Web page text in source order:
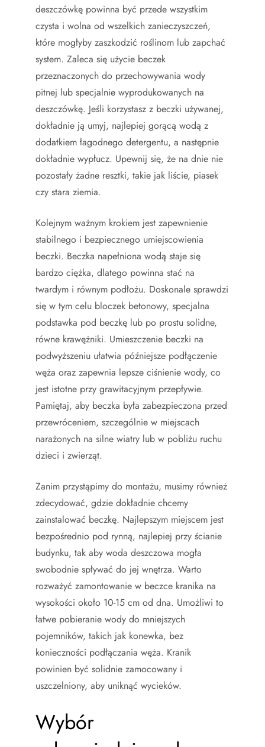
deszczówkę powinna być przede wszystkim
czysta i wolna od wszelkich zanieczyszczeń,
które mogłyby zaszkodzić roślinom lub zapchać
system. Zaleca się użycie beczek
przeznaczonych do przechowywania wody
pitnej lub specjalnie wyprodukowanych na
deszczówkę. Jeśli korzystasz z beczki używanej,
dokładnie ją umyj, najlepiej gorącą wodą z
dodatkiem łagodnego detergentu, a następnie
dokładnie wypłucz. Upewnij się, że na dnie nie
pozostały żadne resztki, takie jak liście, piasek
czy stara ziemia.
Kolejnym ważnym krokiem jest zapewnienie
stabilnego i bezpiecznego umiejscowienia
beczki. Beczka napełniona wodą staje się
bardzo ciężka, dlatego powinna stać na
twardym i równym podłożu. Doskonale sprawdzi
się w tym celu bloczek betonowy, specjalna
podstawka pod beczkę lub po prostu solidne,
równe krawężniki. Umieszczenie beczki na
podwyższeniu ułatwia późniejsze podłączenie
węża oraz zapewnia lepsze ciśnienie wody, co
jest istotne przy grawitacyjnym przepływie.
Pamiętaj, aby beczka była zabezpieczona przed
przewróceniem, szczególnie w miejscach
narażonych na silne wiatry lub w pobliżu ruchu
dzieci i zwierząt.
Zanim przystąpimy do montażu, musimy również
zdecydować, gdzie dokładnie chcemy
zainstalować beczkę. Najlepszym miejscem jest
bezpośrednio pod rynną, najlepiej przy ścianie
budynku, tak aby woda deszczowa mogła
swobodnie spływać do jej wnętrza. Warto
rozważyć zamontowanie w beczce kranika na
wysokości około 10-15 cm od dna. Umożliwi to
łatwe pobieranie wody do mniejszych
pojemników, takich jak konewka, bez
konieczności podłączania węża. Kranik
powinien być solidnie zamocowany i
uszczelniony, aby uniknąć wycieków.
Wybór